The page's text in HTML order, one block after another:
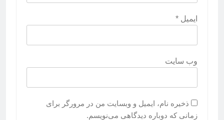
ایمیل *
وب‌ سایت
ذخیره نام، ایمیل و وبسایت من در مرورگر برای
زمانی که دوباره دیدگاهی می‌نویسم.